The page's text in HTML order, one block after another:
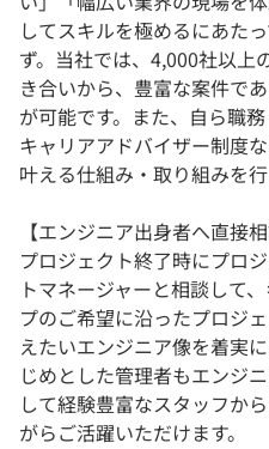
してスキルを極めるにあた
ず。当社では、4,000社以上
き合いから、豊富な案件で
が可能です。また、自ら職
キャリアアドバイザー制度
叶える仕組み・取り組みを行
【エンジニア出身者へ直接相
プロジェクト終了時にプロ
トマネージャーと相談して
プのご希望に沿ったプロジ
えたいエンジニア像を着実
じめとした管理者もエンジ
して経験豊富なスタッフか
がらご活躍いただけます。